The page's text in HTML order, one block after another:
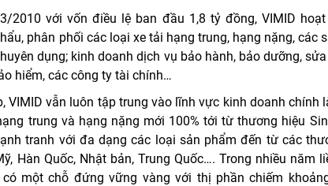
2010 với vốn điều lệ ban đầu 1,8 tỷ đồng, VIMID
phân phối các loại xe tải hạng trung, hạng nặng, các
dụng; kinh doanh dịch vụ bảo hành, bảo dưỡng,
hiểm, các công ty tài chính…
VIMID vẫn luôn tập trung vào lĩnh vực kinh doanh chính
trung và hạng nặng mới 100% tới từ thương hiệu
tranh với đa dạng các loại sản phẩm đến từ các
Hàn Quốc, Nhật bản, Trung Quốc…. Trong nhiều năm
một chỗ đứng vững vàng với thị phần chiếm